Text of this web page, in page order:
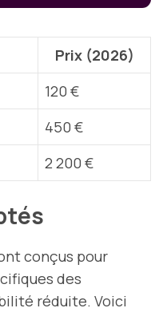
Prix (2026)
120 €
450 €
2 200 €
conçus pour
des
réduite. Voici